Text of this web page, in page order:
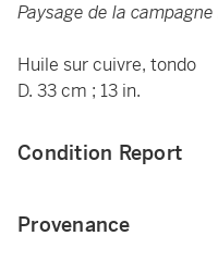
Paysage de la
Huile sur cuivre, tondo
D. 33 cm ; 13 in.
Condition Report
Provenance